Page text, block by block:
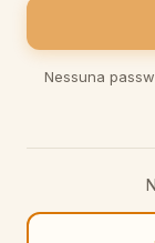
Nessuna